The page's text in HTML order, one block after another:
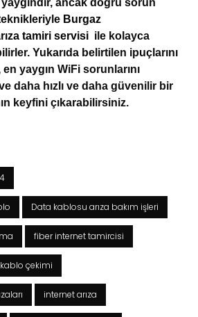
ancak doğru sorun
Burgaz
tamiri servisi ile kolayca
Yukarıda belirtilen ipuçlarını
yaygın WiFi sorunlarını
daha hızlı ve daha güvenilir bir
keyfini çıkarabilirsiniz.
Data kablosu arıza bakım işleri
fiber internet tamircisi
çekimi
internet arıza